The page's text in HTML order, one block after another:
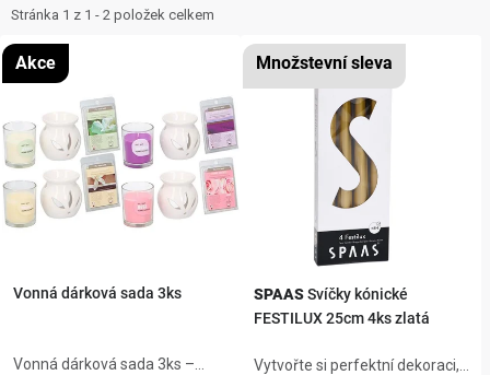
NOVINKY
OSTATNÍ
12 důvodů proč Gigamat Možnosti dopravy
Kontakt
Hodnocení obchodu
i
s
p
o
d
u
k
ů
Stránka 1 z 1 - 2 položek celkem
e
n
í
r
o
d
u
t
Vonná dárková sada 3ks
Akce
Vonná dárková sada 3ks –
SPAAS Svíčky kónické
FESTILUX 25cm 4ks zlatá
Vytvořte si perfektní dekoraci,